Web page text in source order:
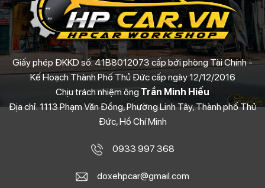
Giấy phép ĐKKD số: 41B8012073 cấp bới phòng Tài Chính -
Kế Hoạch Thành Phố Thủ Đức cấp ngày 12/12/2016
Chịu trách nhiệm ông Trần Minh Hiếu
Địa chỉ: 1113 Phạm Văn Đồng, Phường Linh Tây, Thành phố Thủ
Đức, Hồ Chí Minh
0933 997 368
doxehpcar@gmail.com